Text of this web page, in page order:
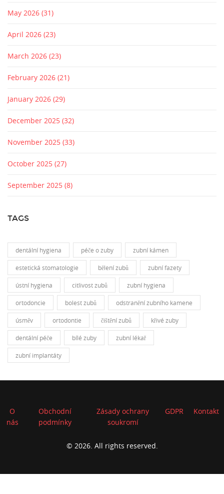
May 2026 (31)
April 2026 (23)
March 2026 (23)
February 2026 (21)
January 2026 (29)
December 2025 (32)
November 2025 (33)
October 2025 (27)
September 2025 (8)
TAGS
dentální hygiena péče o zuby zubní kámen
estetická stomatologie bělení zubů zubní fazety
ústní hygiena citlivost zubů zubní hygiena
ortodoncie bolest zubů odstranění zubního kamene
úsměv ortodontie čištění zubů křivé zuby
dentální péče bílé zuby zubní lékař
zubní implantáty
O
nás
Obchodní
podmínky
Zásady ochrany
soukromí
GDPR Kontakt
© 2026. All rights reserved.